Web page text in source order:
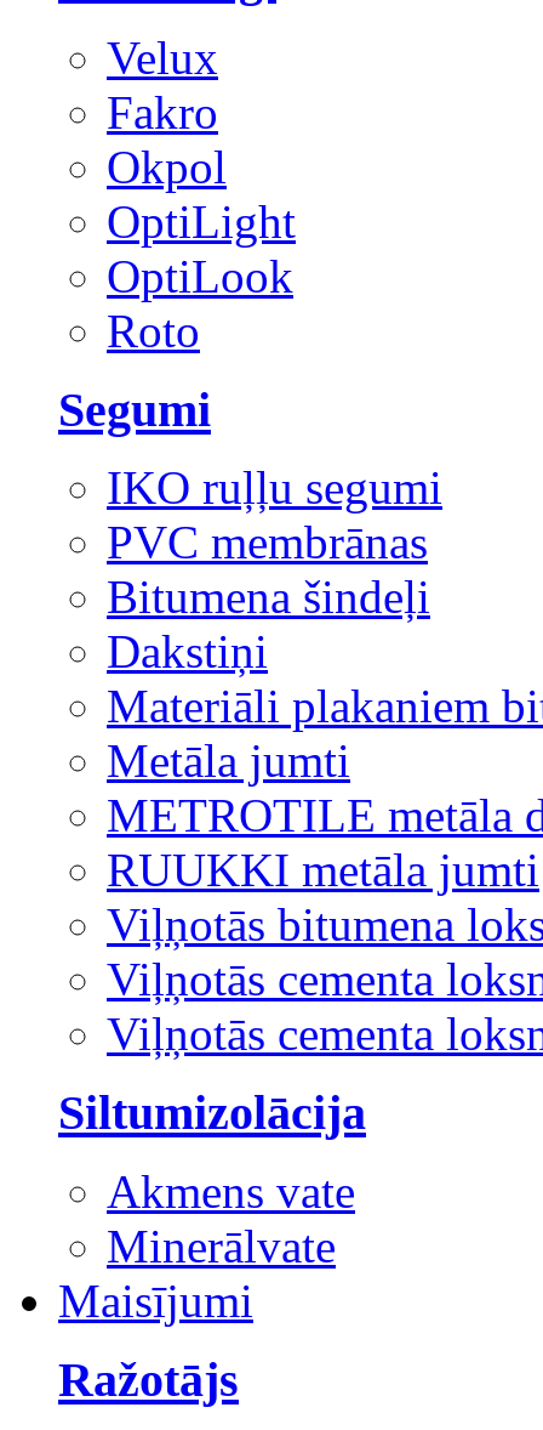
Velux
Fakro
Okpol
OptiLight
OptiLook
Roto
Segumi
IKO ruļļu segumi
PVC membrānas
Bitumena šindeļi
Dakstiņi
Materiāli plakaniem
Metāla jumti
METROTILE metāla
RUUKKI metāla jumti
Viļņotās bitumena
Viļņotās cementa
Viļņotās cementa
Siltumizolācija
Akmens vate
Minerālvate
Maisījumi
Ražotājs